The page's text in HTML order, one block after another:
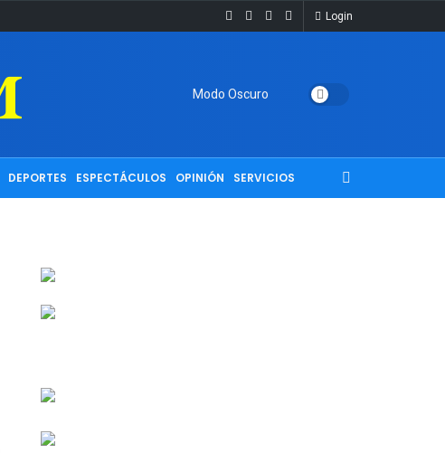
Login
Modo Oscuro
DEPORTES ESPECTÁCULOS OPINIÓN SERVICIOS